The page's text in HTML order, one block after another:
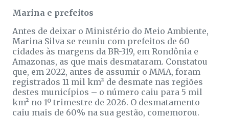
Marina e prefeitos
Antes de deixar o Ministério do Meio Ambiente,
Marina Silva se reuniu com prefeitos de 60
cidades às margens da BR-319, em Rondônia e
Amazonas, as que mais desmataram. Constatou
que, em 2022, antes de assumir o MMA, foram
registrados 11 mil km² de desmate nas regiões
destes municípios – o número caiu para 5 mil
km² no 1º trimestre de 2026. O desmatamento
caiu mais de 60% na sua gestão, comemorou.